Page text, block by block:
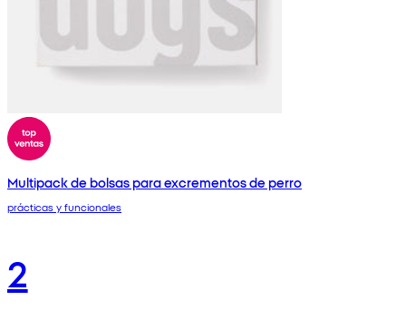
Multipack de bolsas para excrementos de perro
prácticas y funcionales
2